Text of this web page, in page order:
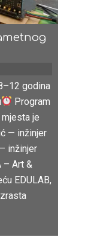
godina
Program
je
— inžinjer
inžinjer
– Art &
EDULAB,